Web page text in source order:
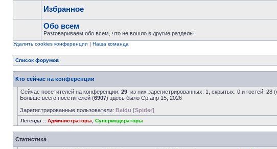
Избранное
Обо всем
Разговариваем обо всем, что не вошло в другие разделы
Удалить cookies конференции | Наша команда
Список форумов
Кто сейчас на конференции
Сейчас посетителей на конференции: 29 , из них зарегистрированных: 1, скрытых: 0 и гостей:
Больше всего посетителей (6907) здесь было Ср апр 15, 2026
Зарегистрированные пользователи: Baidu [Spider]
Легенда :: Администраторы Супермодераторы
Статистика